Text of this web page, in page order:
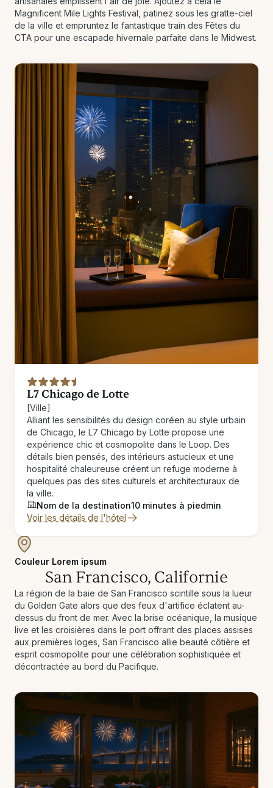
L7 Chicago de Lotte
[Ville]
Alliant les sensibilités du design coréen au style urbain
de Chicago, le L7 Chicago by Lotte propose une
expérience chic et cosmopolite dans le Loop. Des
détails bien pensés, des intérieurs astucieux et une
hospitalité chaleureuse créent un refuge moderne à
quelques pas des sites culturels et architecturaux de
la ville.
Nom de la destination10 minutes à piedmin
Voir les détails de l'hôtel
Magnificent Mile Lights Festival, patinez sous les gratte-ciel
de la ville et empruntez le fantastique train des Fêtes du
CTA pour une escapade hivernale parfaite dans le Midwest.
Couleur Lorem ipsum
San Francisco, Californie
La région de la baie de San Francisco scintille sous la lueur
du Golden Gate alors que des feux d'artifice éclatent au-
dessus du front de mer. Avec la brise océanique, la musique
live et les croisières dans le port offrant des places assises
aux premières loges, San Francisco allie beauté côtière et
esprit cosmopolite pour une célébration sophistiquée et
décontractée au bord du Pacifique.